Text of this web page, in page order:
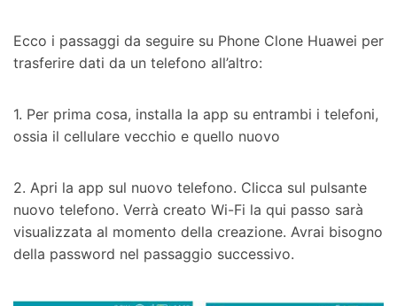
Ecco i passaggi da seguire su Phone Clone Huawei per
trasferire dati da un telefono all’altro:
1. Per prima cosa, installa la app su entrambi i telefoni,
ossia il cellulare vecchio e quello nuovo
2. Apri la app sul nuovo telefono. Clicca sul pulsante
nuovo telefono. Verrà creato Wi-Fi la qui passo sarà
visualizzata al momento della creazione. Avrai bisogno
della password nel passaggio successivo.